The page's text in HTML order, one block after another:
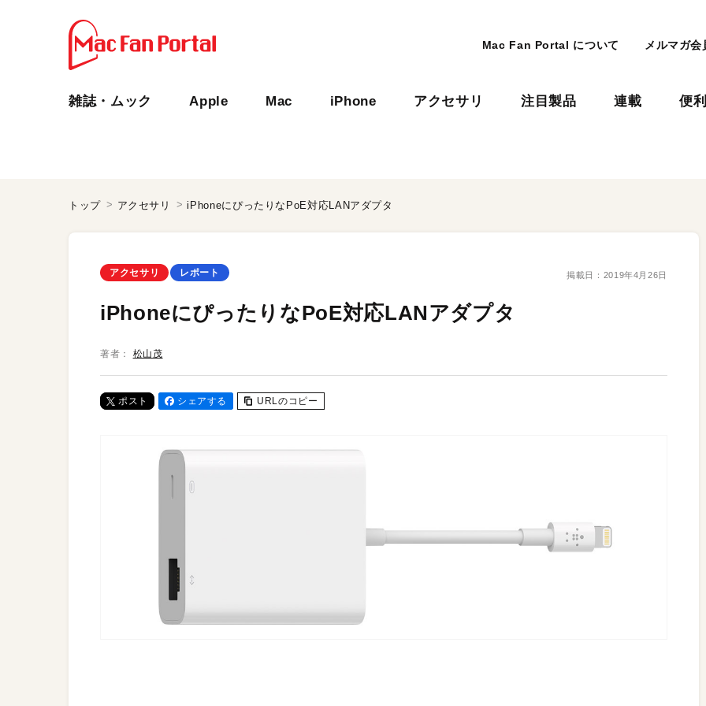
Mac Fan Portal について メルマガ会
雑誌・ムック Apple Mac iPhone アクセサリ 注目製品 連載 便
トップ アクセサリ iPhoneにぴったりなPoE対応LANアダプタ
アクセサリ レポート 掲載日： 2019年4月26日
iPhoneにぴったりなPoE対応LANアダプタ
著者： 松山茂
ポスト シェアする URLのコピー